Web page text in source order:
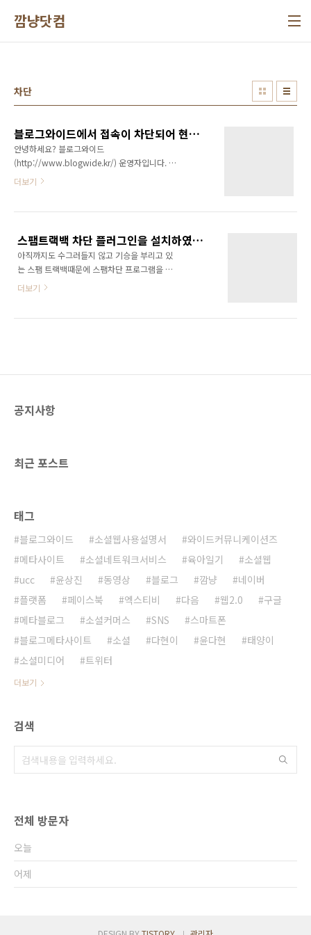
깜냥닷컴
차단
블로그와이드에서 접속이 차단되어 현재 페이지로 이동하였습니다.
안녕하세요? 블로그와이드
(http://www.blogwide.kr/) 운영자입니다. 지
금 보시고 계시는 페이지는 블로그와이드 운영
있습니다. 1.해킹 시도 (직접시도 또는 감염된 바
이러스에 의한 해킹시도) 2.공격성 트래픽 유발
(고의적이거나 감염된 바이러스에 의한 공격시
도) 3.허락되지 않는 콘텐츠 접근 (고의적이거나
두 차단되었기 때문에 해외에서는 블로그와이드
더보기
스팸트랙백 차단 플러그인을 설치하였습니다.
아직까지도 수그러들지 않고 기승을 부리고 있
는 스팸 트랙백때문에 스팸차단 프로그램을 설
치하였습니다. 스팸트랙백 삭제하다가 어처구니
그램을 다운받아서 설치해보시기 바랍니다. 아
http://www.tattertools.com/ko/bbs/view.php?..
더보기
공지사항
최근 포스트
태그
블로그와이드 소셜웹사용설명서
와이드커뮤니케이션즈
메타사이트
소셜네트워크서비스 육아일기
소셜웹
ucc
윤상진 동영상 블로그 깜냥
네이버
플랫폼
페이스북 엑스티비 다음 웹2.0
구글
메타블로그
소셜커머스 SNS
스마트폰
블로그메타사이트
소셜 다현이 윤다현
태양이
소셜미디어
트위터
더보기
검색
전체 방문자
오늘
어제